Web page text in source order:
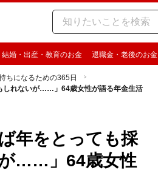
結婚・出産・教育のお金 退職金・老後のお金
ちになるための365日
しれないが……」64歳女性が語る年金生活
年をとっても採
が……」64歳女性